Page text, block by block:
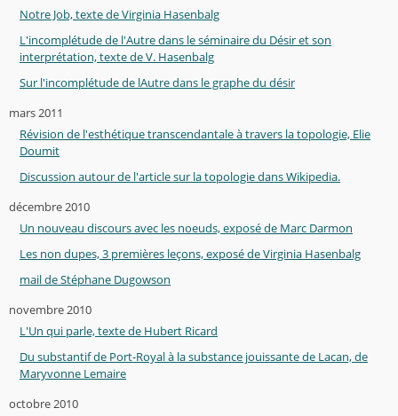
Notre Job, texte de Virginia Hasenbalg
L'incomplétude de l'Autre dans le séminaire du Désir et son
interprétation, texte de V. Hasenbalg
Sur l'incomplétude de lAutre dans le graphe du désir
mars 2011
Révision de l'esthétique transcendantale à travers la topologie, Elie
Doumit
Discussion autour de l'article sur la topologie dans Wikipedia.
décembre 2010
Un nouveau discours avec les noeuds, exposé de Marc Darmon
Les non dupes, 3 premières leçons, exposé de Virginia Hasenbalg
mail de Stéphane Dugowson
novembre 2010
L'Un qui parle, texte de Hubert Ricard
Du substantif de Port-Royal à la substance jouissante de Lacan, de
Maryvonne Lemaire
octobre 2010